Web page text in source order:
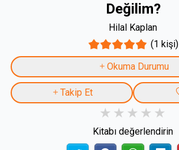
Değilim?
Hilal Kaplan
(1 kişi)
Okuma Durumu
Takip Et
Kitabı değerlendirin